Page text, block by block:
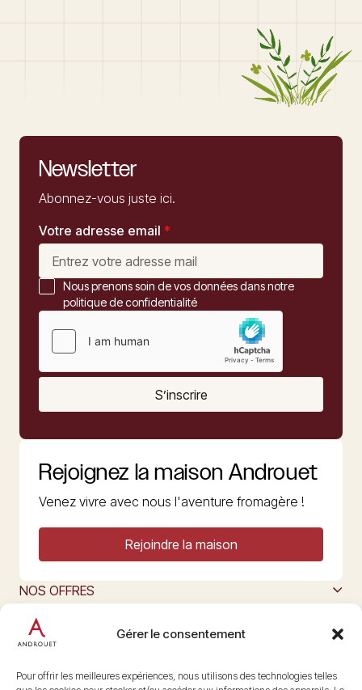
Gérer le consentement
Pour offrir les meilleures expériences, nous utilisons des technologies telles
Newsletter
Abonnez-vous juste ici.
Votre adresse email *
Nous prenons soin de vos données dans notre
politique de confidentialité
S’inscrire
Rejoignez la maison Androuet
Venez vivre avec nous l'aventure fromagère !
Rejoindre la maison
NOS OFFRES
L’ART DU FROMAGE
Nous suivre
@maisonandrouet